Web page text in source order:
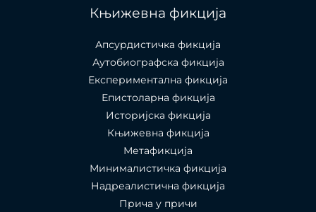
Књижевна фикција
Апсурдистичка фикција
Аутобиографска фикција
Експериментална фикција
Епистоларна фикција
Историјска фикција
Књижевна фикција
Метафикција
Минималистичка фикција
Надреалистична фикција
Прича у причи